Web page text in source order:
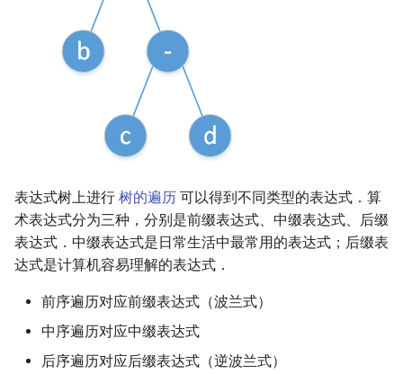
序列自动机
Main–Lorentz 算法 数论分块
狄利克雷卷积
莫比乌斯反演
杨氏矩阵
拟阵
Berlekamp–Massey 算法
可持久化数据结构
析合树
PQ 树
手指树
霍夫曼树
弦图
图的着色
网络流
图的匹配
表达式树上进行 树的遍历 可以得到不同类型的表达式．算
术表达式分为三种，分别是前缀表达式、中缀表达式、后缀
表达式．中缀表达式是日常生活中最常用的表达式；后缀表
达式是计算机容易理解的表达式．
前序遍历对应前缀表达式（波兰式）
中序遍历对应中缀表达式
后序遍历对应后缀表达式（逆波兰式）